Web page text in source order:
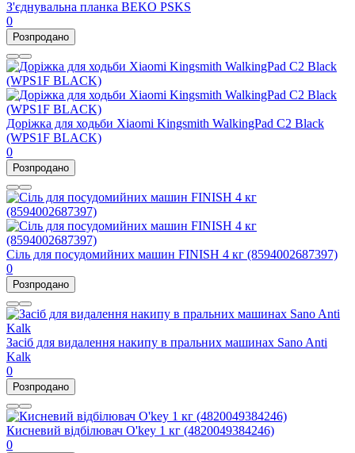
З'єднувальна планка BEKO PSKS
0
Розпродано
Доріжка для ходьби Xiaomi Kingsmith WalkingPad С2 Black
(WPS1F BLACK)
0
Розпродано
Сіль для посудомийних машин FINISH 4 кг (8594002687397)
0
Розпродано
Засіб для видалення накипу в пральних машинах Sano Anti
Kalk
0
Розпродано
Кисневий відбілювач O'key 1 кг (4820049384246)
0